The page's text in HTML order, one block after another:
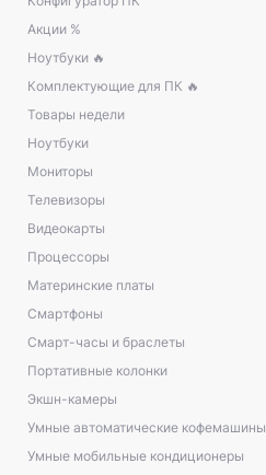
Акции %
Ноутбуки 🔥
Комплектующие для ПК 🔥
Товары недели
Ноутбуки
Мониторы
Телевизоры
Видеокарты
Процессоры
Материнские платы
Смартфоны
Смарт-часы и браслеты
Портативные колонки
Экшн-камеры
Умные автоматические кофемашины
Умные мобильные кондиционеры